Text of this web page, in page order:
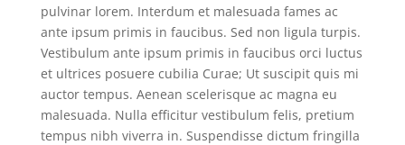
pulvinar lorem. Interdum et malesuada fames ac
ante ipsum primis in faucibus. Sed non ligula turpis.
Vestibulum ante ipsum primis in faucibus orci luctus
et ultrices posuere cubilia Curae; Ut suscipit quis mi
auctor tempus. Aenean scelerisque ac magna eu
malesuada. Nulla efficitur vestibulum felis, pretium
tempus nibh viverra in. Suspendisse dictum fringilla